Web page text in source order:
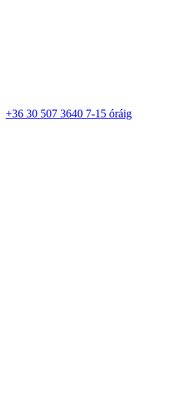
+36 30 507 3640 7-15 óráig